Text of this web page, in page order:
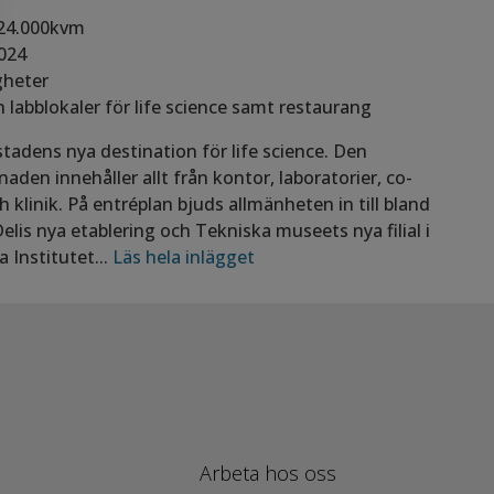
labblokaler för life science samt restaurang
nya destination för life science. Den
innehåller allt från kontor, laboratorier, co-
klinik. På entréplan bjuds allmänheten in till bland
nya etablering och Tekniska museets nya filial i
Institutet... Läs hela inlägget
Arbeta hos oss